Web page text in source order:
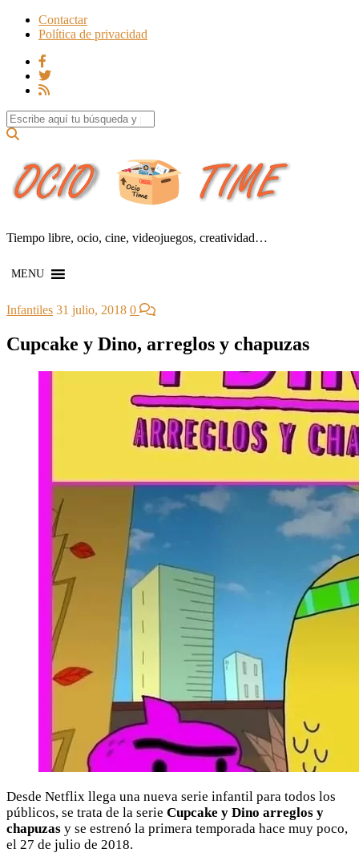
Contactar
Política de privacidad
Search for:
Tiempo libre, ocio, cine, videojuegos, creatividad…
MENU
Infantiles 31 julio, 2018 0
Cupcake y Dino, arreglos y chapuzas
Desde Netflix llega una nueva serie infantil para todos los
públicos, se trata de la serie Cupcake y Dino arreglos y
chapuzas y se estrenó la primera temporada hace muy poco,
el 27 de julio de 2018.